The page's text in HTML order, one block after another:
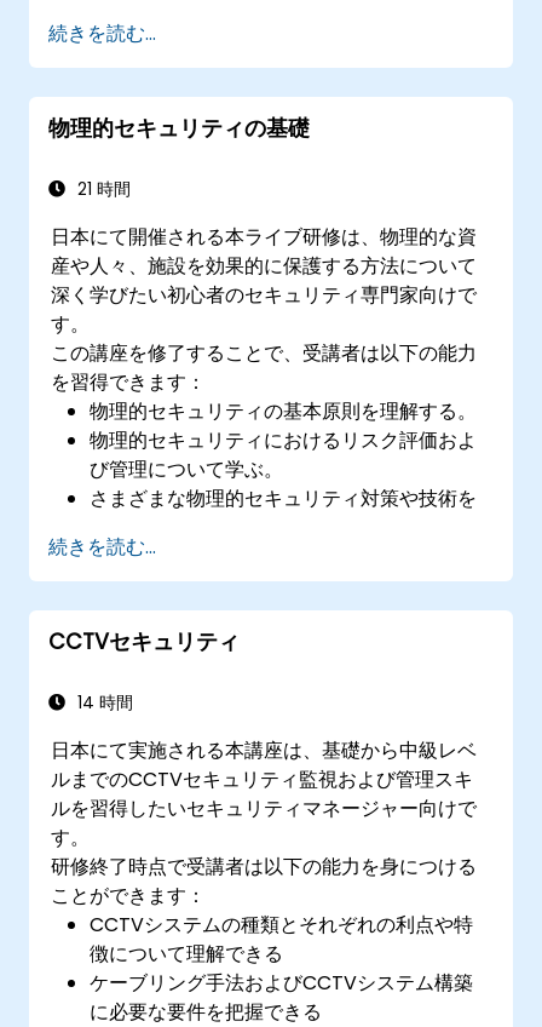
リスク管理、インシデント対応、事業継続計
画について理解を深める
ISSMP資格試験に効果的に備える
続きを読む...
物理的セキュリティの基礎
21 時間
日本にて開催される本ライブ研修は、物理的な資
産や人々、施設を効果的に保護する方法について
深く学びたい初心者のセキュリティ専門家向けで
す。
この講座を修了することで、受講者は以下の能力
を習得できます：
物理的セキュリティの基本原則を理解する。
物理的セキュリティにおけるリスク評価およ
び管理について学ぶ。
さまざまな物理的セキュリティ対策や技術を
物理的セキュリティが他のセキュリティ分野
とどのように連携するか理解する。
効果的な物理的セキュリティ計画の設計・実
施に必要なスキルを身につける。
続きを読む...
CCTVセキュリティ
14 時間
日本にて実施される本講座は、基礎から中級レベ
ルまでのCCTVセキュリティ監視および管理スキ
ルを習得したいセキュリティマネージャー向けで
す。
研修終了時点で受講者は以下の能力を身につける
ことができます：
CCTVシステムの種類とそれぞれの利点や特
徴について理解できる
ケーブリング手法およびCCTVシステム構築
に必要な要件を把握できる